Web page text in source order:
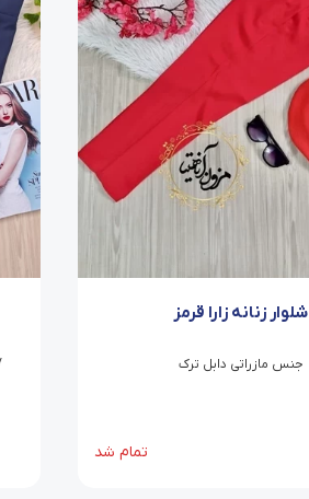
شلوار زنانه زارا قرمز
جنس مازراتی دابل ترک
تمام شد